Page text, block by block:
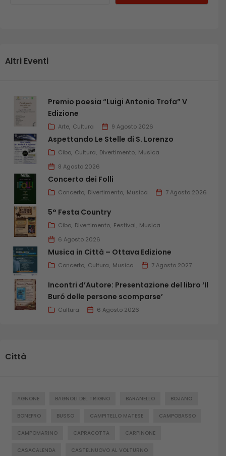
Altri Eventi
Premio poesia “Luigi Antonio Trofa” V
Edizione
Arte Cultura 9 Agosto 2026
Aspettando Le Stelle di S. Lorenzo
Cibo Cultura Divertimento Musica
8 Agosto 2026
Concerto dei Folli
Concerto Divertimento Musica 7 Agosto 2026
5° Festa Country
Cibo Divertimento Festival Musica
6 Agosto 2026
Musica in Città – Ottava Edizione
Concerto Cultura Musica 7 Agosto 2027
Incontri d’Autore: Presentazione del libro ‘Il
Buró delle persone scomparse’
Cultura 6 Agosto 2026
Città
AGNONE BAGNOLI DEL TRIGNO BARANELLO BOJANO
BONEFRO BUSSO CAMPITELLO MATESE CAMPOBASSO
CAMPOMARINO CAPRACOTTA CARPINONE
CASACALENDA CASTELNUOVO AL VOLTURNO